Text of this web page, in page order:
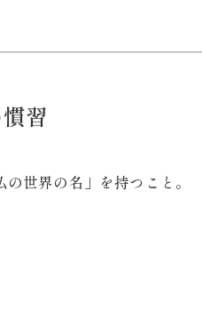
習
世界の名」を持つこと。